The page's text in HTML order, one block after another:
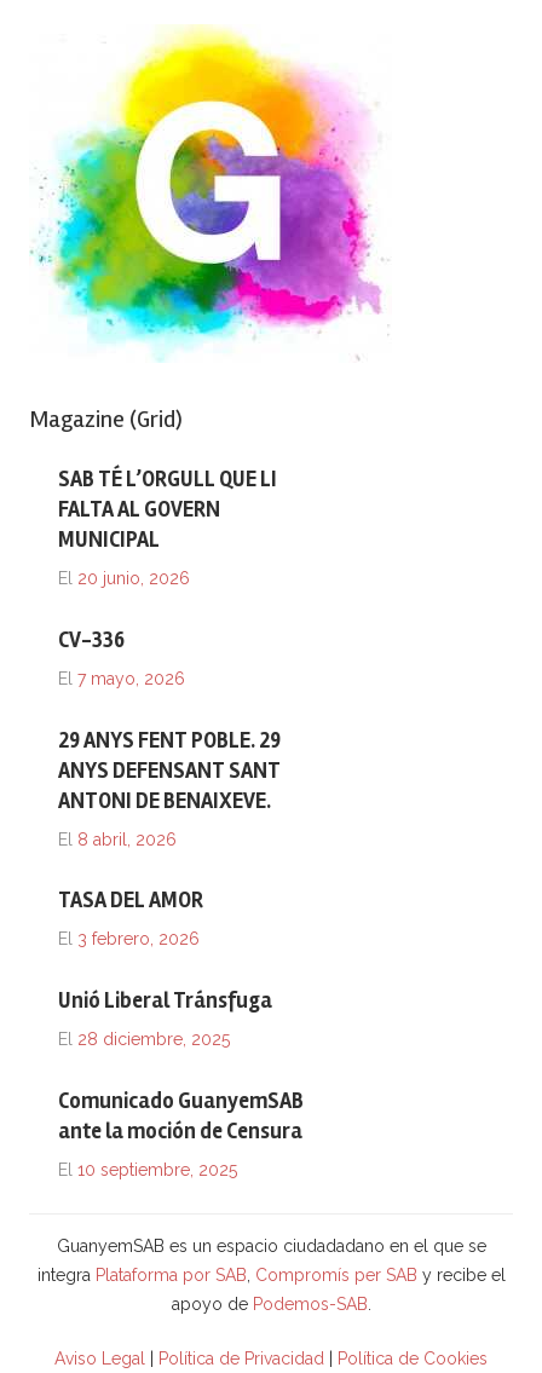
Magazine (Grid)
SAB TÉ L’ORGULL QUE LI
FALTA AL GOVERN
MUNICIPAL
El 20 junio, 2026
CV-336
El 7 mayo, 2026
29 ANYS FENT POBLE. 29
ANYS DEFENSANT SANT
ANTONI DE BENAIXEVE.
El 8 abril, 2026
TASA DEL AMOR
El 3 febrero, 2026
Unió Liberal Tránsfuga
El 28 diciembre, 2025
Comunicado GuanyemSAB
ante la moción de Censura
El 10 septiembre, 2025
GuanyemSAB es un espacio ciudadadano en el que se
integra Plataforma por SAB Compromís per SAB y recibe el
apoyo de Podemos-SAB
Aviso Legal | Política de Privacidad | Política de Cookies